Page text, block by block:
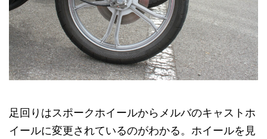
足回りはスポークホイールからメルバのキャストホ
イールに変更されているのがわかる。ホイールを見